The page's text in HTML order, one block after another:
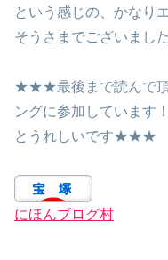
という感じの、かなり
そうさまでございまし
★★★最後まで読んで頂
ングに参加しています
とうれしいです★★★
にほんブログ村